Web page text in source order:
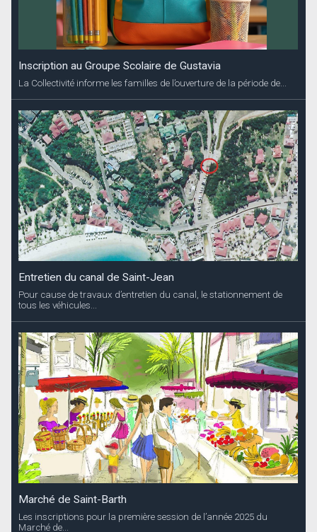
Inscription au Groupe Scolaire de Gustavia
La Collectivité informe les familles de l’ouverture de la période de...
Entretien du canal de Saint-Jean
Pour cause de travaux d’entretien du canal, le stationnement de
tous les véhicules...
Marché de Saint-Barth
Les inscriptions pour la première session de l’année 2025 du
Marché de...